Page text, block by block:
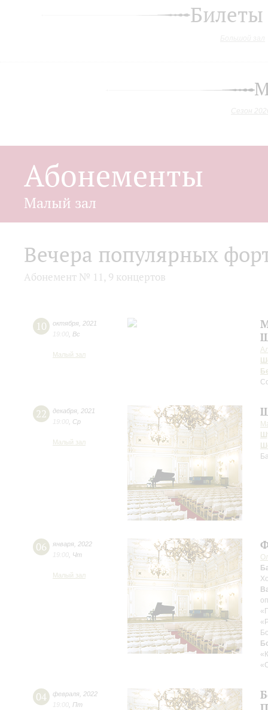
Сезон
Абонементы
Малый зал
Вечера популярных
Абонемент № 11, 9 концертов
10 октября 2021
19:00 Вс
Малый зал
22 декабря 2021
19:00 Ср
Малый зал
06 января 2022
19:00 Чт
Малый зал
04 февраля 2022
19:00 Пт